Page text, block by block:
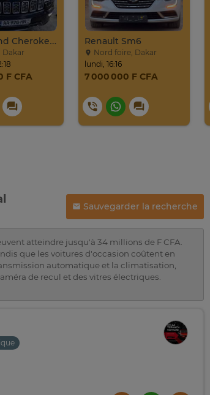
Jeep Grand Cherokee Overland 2019 À Vendre
Dakar
F CFA
Renault Sm6
Nord foire, Dakar
lundi, 16:16
7 000 000 F CFA
Sauvegarder la recherche
atteindre jusqu'à 34 millions de F CFA.
que les voitures d'occasion coûtent en
automatique et la climatisation,
de recul et des vitres électriques.